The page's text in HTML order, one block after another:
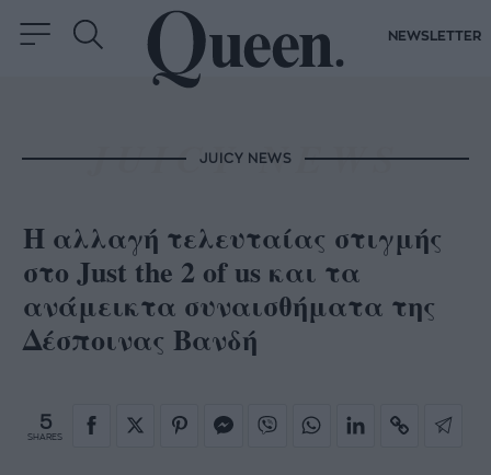
NEWSLETTER
JUICY NEWS
Η αλλαγή τελευταίας στιγμής
στο Just the 2 of us και τα
ανάμεικτα συναισθήματα της
Δέσποινας Βανδή
5
SHARES